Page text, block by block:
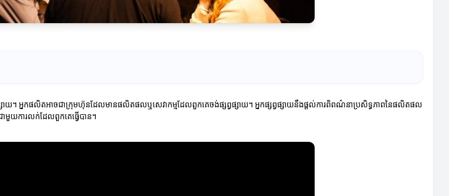
ផ្សាយ។ អ្នកផលិតអាចជាក្រុមហ៊ុនដែលមានផលិតផលឬសេវាកម្មដែលពួកគេចង់ផ្សព្វផ្សាយ។ អ្នកផ្សព្វផ្សាយនឹងផ្តល់ការពិពណ៌នាប្រសិទ្ធភាពនៃផលិតផល
យការលក់ដែលពួកគេធ្វើបាន។